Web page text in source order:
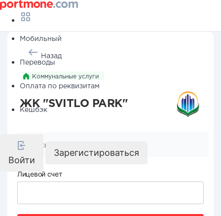
Мобильный
Переводы
Оплата по реквизитам
Кешбэк
Войти
Зарегистироваться
Назад
Коммунальные услуги
ЖК "SVITLO PARK"
Реквизиты компании
Лицевой счет